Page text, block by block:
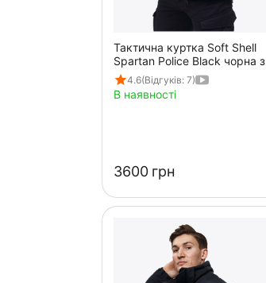
Тактична куртка Soft Shell
Spartan Police Black чорна з
капюшоном
4.6(Відгуків: 7)
В наявності
‍3600‍ грн